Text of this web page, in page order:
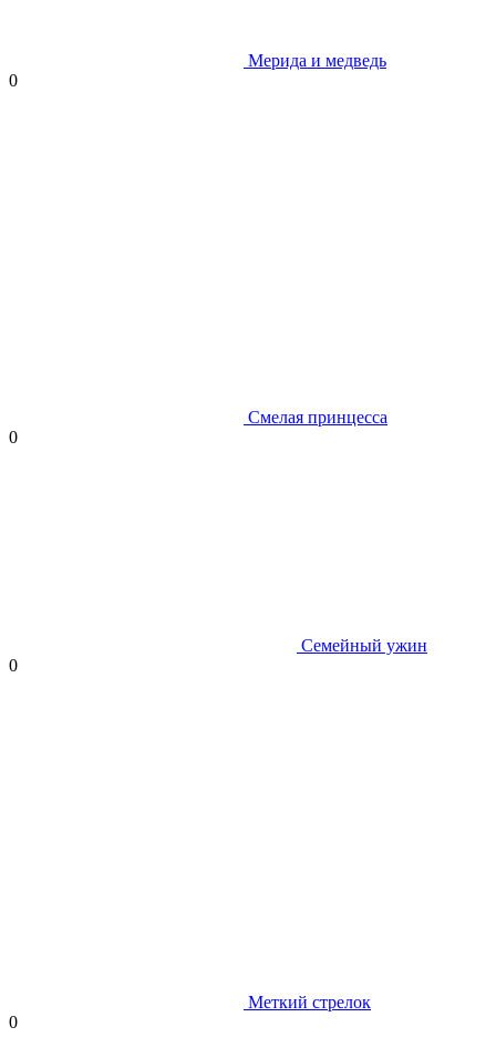
Мерида и медведь
0
Смелая принцесса
0
Семейный ужин
0
Меткий стрелок
0